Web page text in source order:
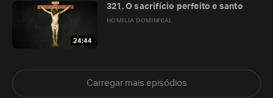
24:44
HOMILIA DOMINICAL
321. O sacrifício perfeito e santo
Carregar mais episódios